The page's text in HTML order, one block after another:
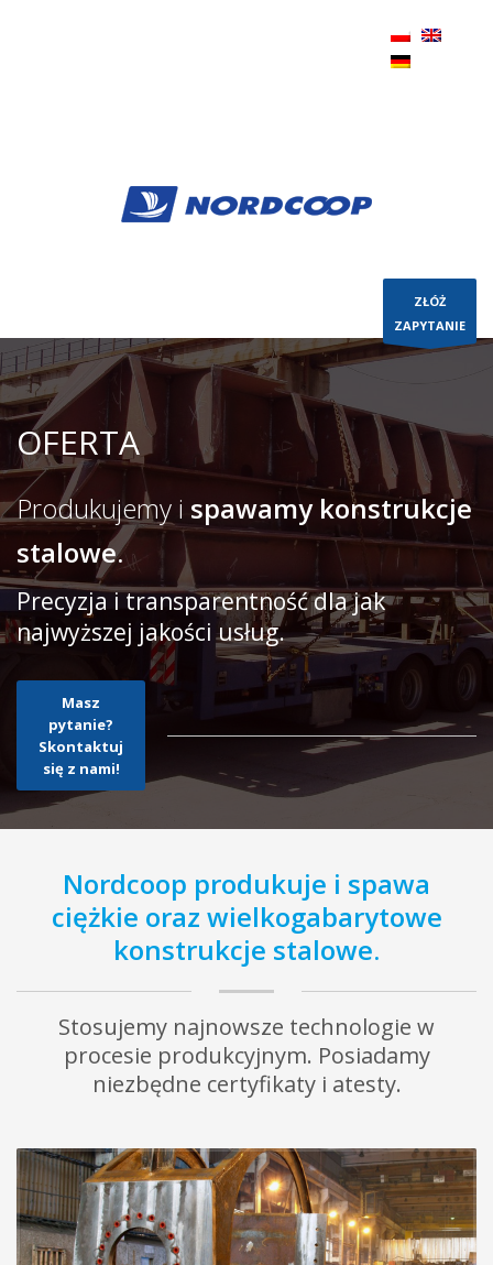
ZŁÓŻ
ZAPYTANIE
OFERTA
Produkujemy i spawamy konstrukcje
stalowe.
Precyzja i transparentność dla jak
najwyższej jakości usług.
Masz
pytanie?
Skontaktuj
się z nami!
Nordcoop produkuje i spawa
ciężkie oraz wielkogabarytowe
konstrukcje stalowe.
Stosujemy najnowsze technologie w
procesie produkcyjnym. Posiadamy
niezbędne certyfikaty i atesty.